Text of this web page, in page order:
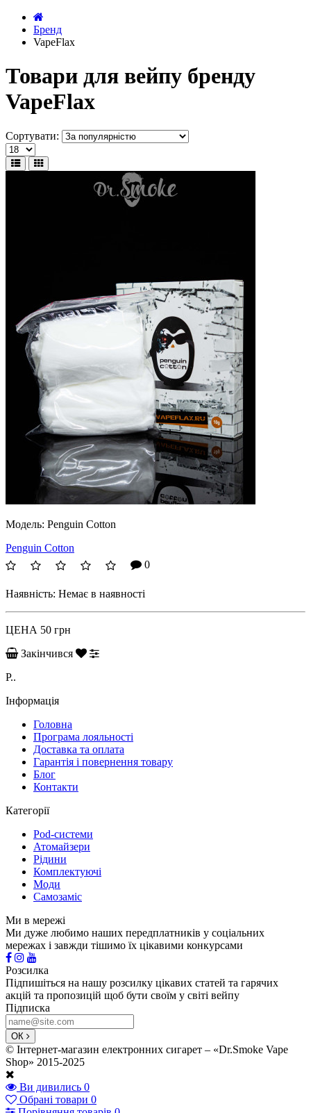
Бренд
VapeFlax
Товари для вейпу бренду
VapeFlax
Сортувати:
Модель: Penguin Cotton
Penguin Cotton
0
Наявність: Немає в наявності
ЦЕНА 50 грн
Закінчився
P..
Інформація
Головна
Програма лояльності
Доставка та оплата
Гарантія і повернення товару
Блог
Контакти
Категорії
Pod-системи
Атомайзери
Рідини
Комплектуючі
Моди
Самозаміс
Ми в мережі
Ми дуже любимо наших передплатників у соціальних
мережах і завжди тішимо їх цікавими конкурсами
Розсилка
Підпишіться на нашу розсилку цікавих статей та гарячих
акцій та пропозицій щоб бути своїм у світі вейпу
Підписка
ОК
© Інтернет-магазин електронних сигарет – «Dr.Smoke Vape
Shop» 2015-2025
Ви дивились 0
Обрані товари 0